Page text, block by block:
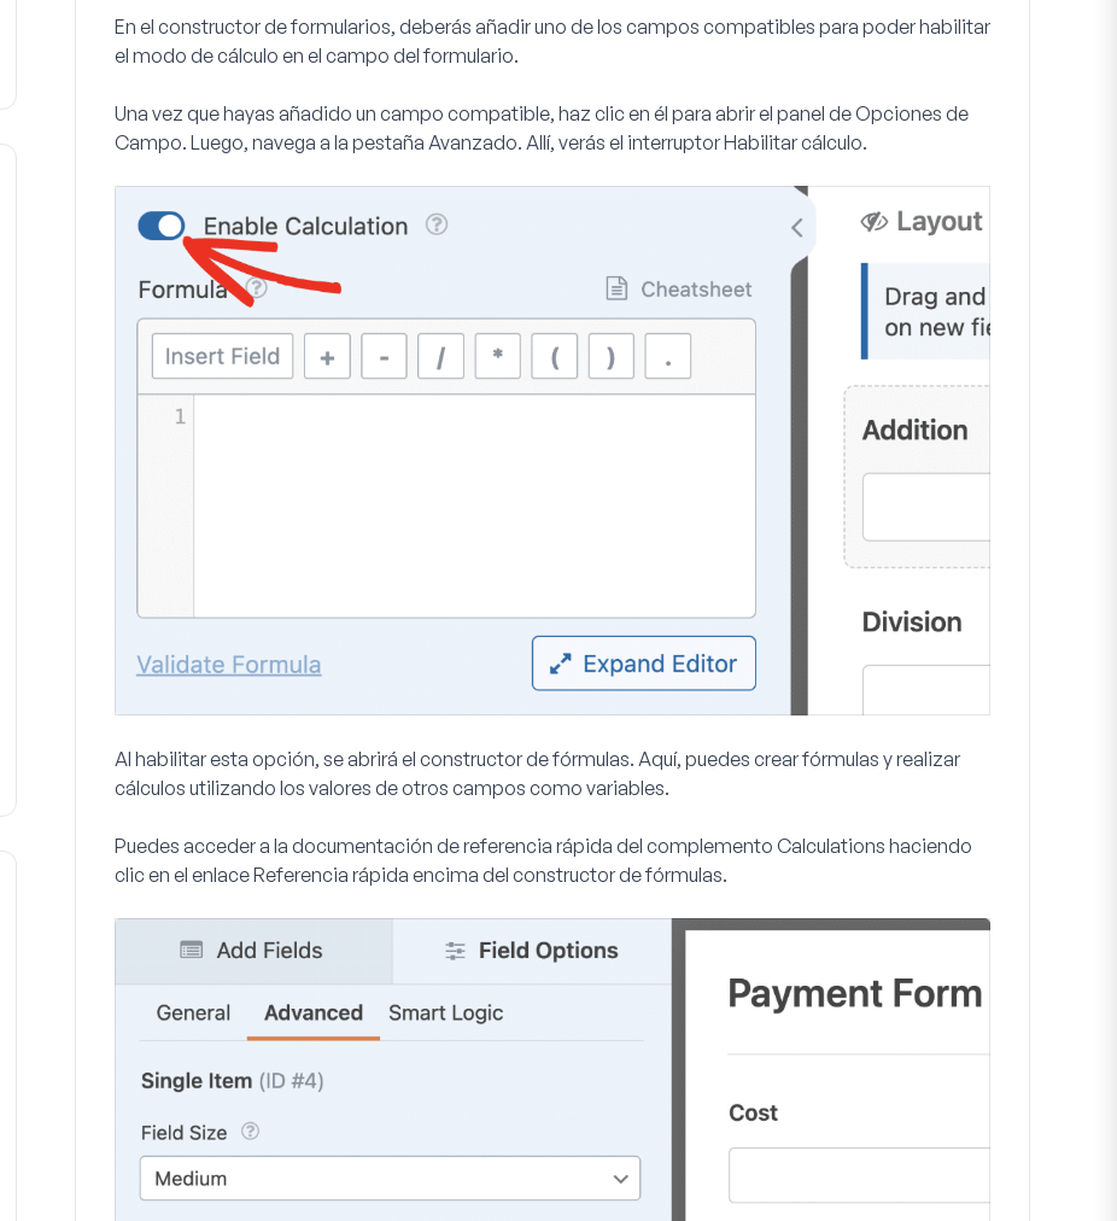
En el constructor de formularios, deberás añadir uno de los campos compatibles para poder habilitar
el modo de cálculo en el campo del formulario.
Una vez que hayas añadido un campo compatible, haz clic en él para abrir el panel de Opciones de
Campo. Luego, navega a la pestaña Avanzado. Allí, verás el interruptorHabilitar cálculo.
Al habilitar esta opción, se abrirá el constructor de fórmulas. Aquí, puedes crear fórmulas y realizar
cálculos utilizando los valores de otros campos como variables.
Puedes acceder a la documentación de referencia rápida del complemento Calculations haciendo
clic en el enlaceReferencia rápida encima del constructor de fórmulas.